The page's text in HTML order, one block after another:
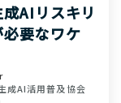
AIリスキリ
必要なワケ
成AI活用普及協会